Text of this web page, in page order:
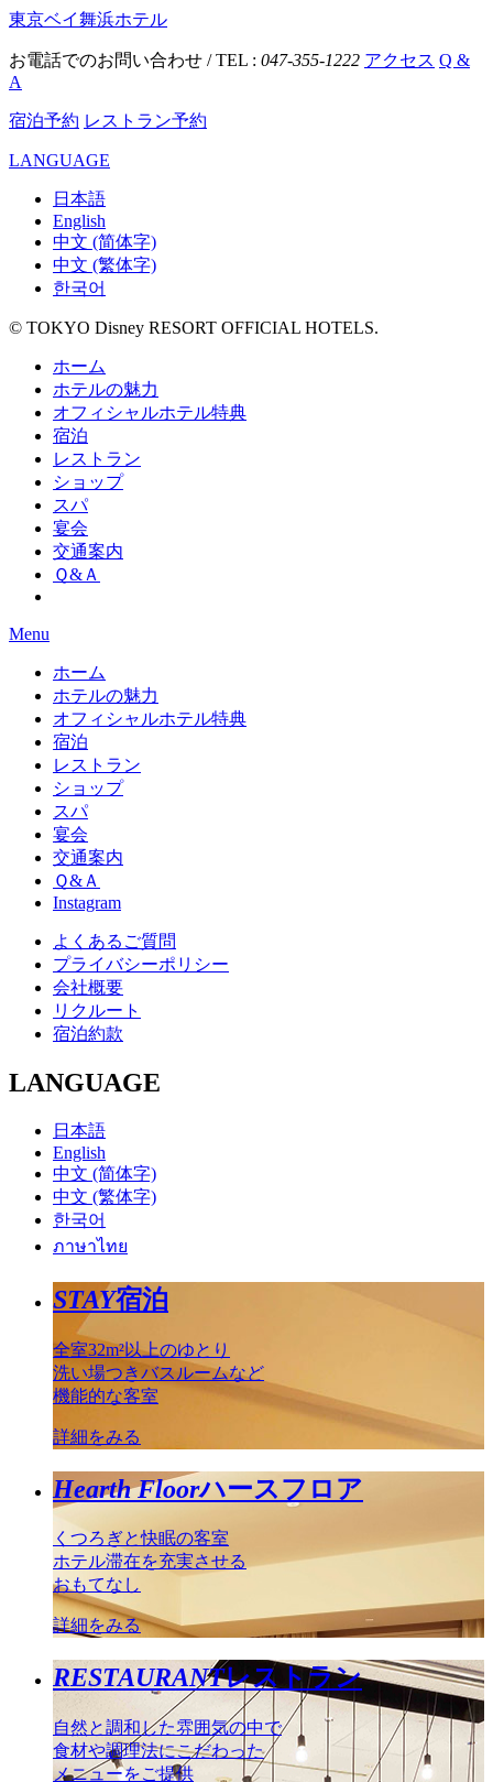
東京ベイ舞浜ホテル
お電話でのお問い合わせ / TEL : 047-355-1222 アクセス Q &
A
宿泊予約 レストラン予約
LANGUAGE
日本語
English
中文 (简体字)
中文 (繁体字)
한국어
© TOKYO Disney RESORT OFFICIAL HOTELS.
ホーム
ホテルの魅力
オフィシャルホテル特典
宿泊
レストラン
ショップ
スパ
宴会
交通案内
Ｑ&Ａ
Menu
ホーム
ホテルの魅力
オフィシャルホテル特典
宿泊
レストラン
ショップ
スパ
宴会
交通案内
Ｑ&Ａ
Instagram
よくあるご質問
プライバシーポリシー
会社概要
リクルート
宿泊約款
LANGUAGE
日本語
English
中文 (简体字)
中文 (繁体字)
한국어
ภาษาไทย
STAY宿泊
全室32m²以上のゆとり
洗い場つきバスルームなど
機能的な客室
詳細をみる
Hearth Floorハースフロア
くつろぎと快眠の客室
ホテル滞在を充実させる
おもてなし
詳細をみる
RESTAURANTレストラン
自然と調和した雰囲気の中で
食材や調理法にこだわった
メニューをご提供